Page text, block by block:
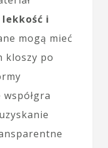
lekkość i
mogą mieć
kloszy po